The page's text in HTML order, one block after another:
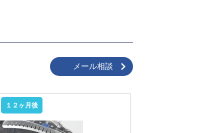
メール相談
１２ヶ月後